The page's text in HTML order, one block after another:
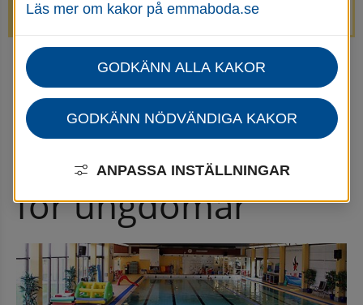
avstängda.
Startsida Uppleva & göra
Göra
Organiserade lovaktiviteter i Emmaboda kommun
Lovprogram
Sommarutmaning
för ungdomar
Läs mer om kakor på emmaboda.se
GODKÄNN ALLA KAKOR
GODKÄNN NÖDVÄNDIGA KAKOR
ANPASSA INSTÄLLNINGAR